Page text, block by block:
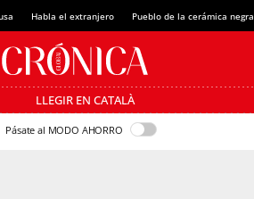
Habla el extranjero Pueblo de la cerámica negra
LLEGIR EN CATALÀ
Pásate al MODO AHORRO